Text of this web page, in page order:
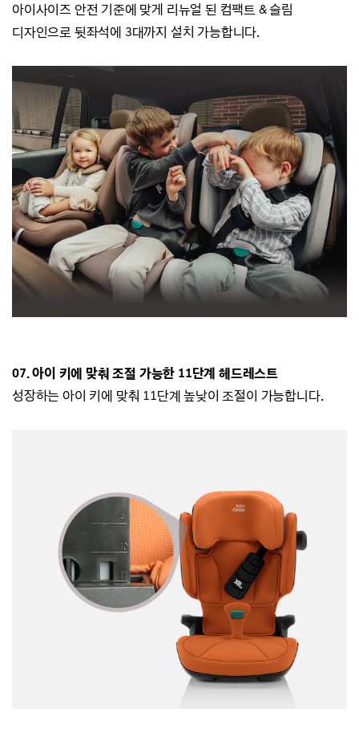
아이사이즈 안전 기준에 맞게 리뉴얼 된 컴팩트 & 슬림
디자인으로 뒷좌석에 3대까지 설치 가능합니다.
07. 아이 키에 맞춰 조절 가능한 11단계 헤드레스트
성장하는 아이 키에 맞춰 11단계 높낮이 조절이 가능합니다.